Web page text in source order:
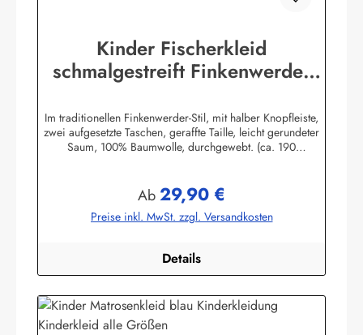
Kinder Fischerkleid
schmalgestreift Finkenwerder
Im traditionellen Finkenwerder-Stil, mit halber Knopfleiste,
zwei aufgesetzte Taschen, geraffte Taille, leicht gerundeter
Saum, 100% Baumwolle, durchgewebt. (ca. 190
bekleidung.de
Regulärer Preis:
Ab29,90 €
Preise inkl. MwSt. zzgl. Versandkosten
Details